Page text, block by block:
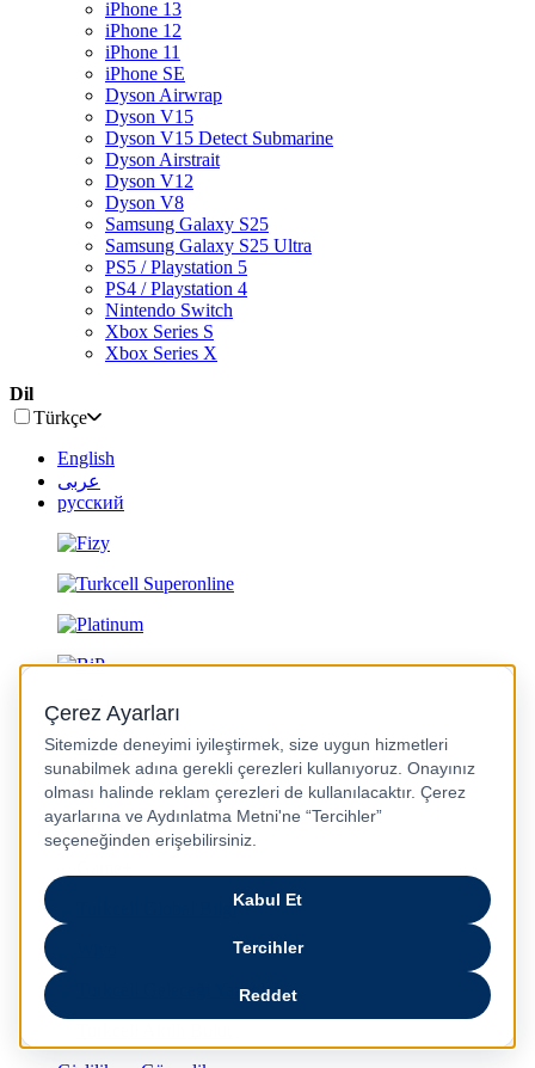
iPhone 13
iPhone 12
iPhone 11
iPhone SE
Dyson Airwrap
Dyson V15
Dyson V15 Detect Submarine
Dyson Airstrait
Dyson V12
Dyson V8
Samsung Galaxy S25
Samsung Galaxy S25 Ultra
PS5 / Playstation 5
PS4 / Playstation 4
Nintendo Switch
Xbox Series S
Xbox Series X
Dil
Türkçe
English
عربى
русский